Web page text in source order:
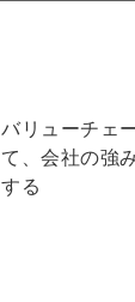
バリューチェ
て、会社の強
する